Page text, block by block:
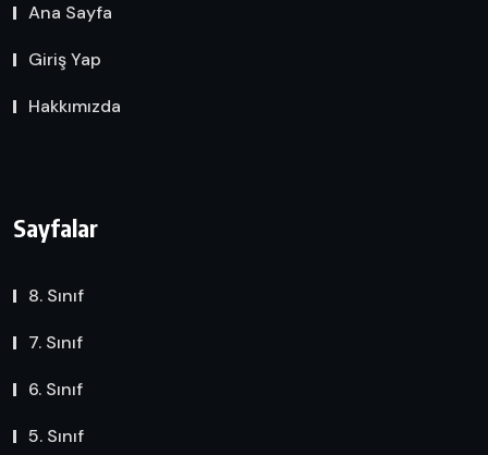
Ana Sayfa
Giriş Yap
Hakkımızda
Sayfalar
8. Sınıf
7. Sınıf
6. Sınıf
5. Sınıf